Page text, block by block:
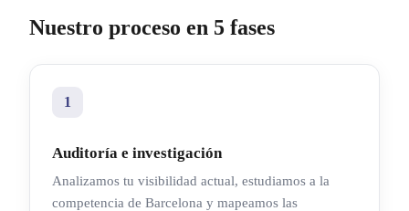
Nuestro proceso en 5 fases
1
Auditoría e investigación
Analizamos tu visibilidad actual, estudiamos a la
competencia de Barcelona y mapeamos las